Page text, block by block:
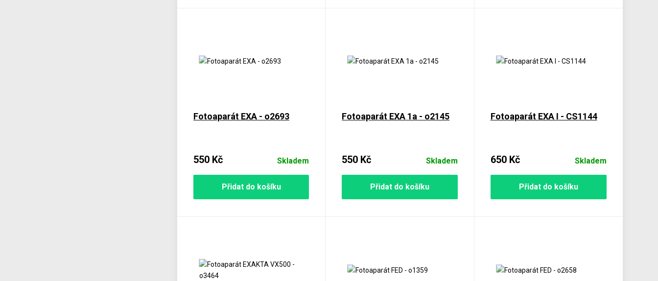
Fotoaparát EXA - o2693
550 Kč Skladem
Přidat do košíku
Fotoaparát EXA 1a - o2145
550 Kč Skladem
Přidat do košíku
Fotoaparát EXA I - CS1144
650 Kč Skladem
Přidat do košíku